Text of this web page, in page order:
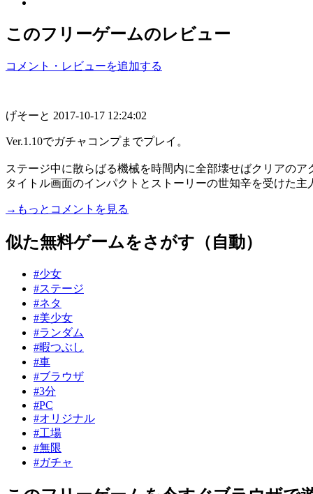
このフリーゲームのレビュー
コメント・レビューを追加する
げそーと 2017-10-17 12:24:02
Ver.1.10でガチャコンプまでプレイ。
ステージ中に散らばる機械を時間内に全部壊せばクリアのア
タイトル画面のインパクトとストーリーの世知辛を受けた
→もっとコメントを見る
似た無料ゲームをさがす（自動）
#少女
#ステージ
#ネタ
#美少女
#ランダム
#暇つぶし
#車
#ブラウザ
#3分
#PC
#オリジナル
#工場
#無限
#ガチャ